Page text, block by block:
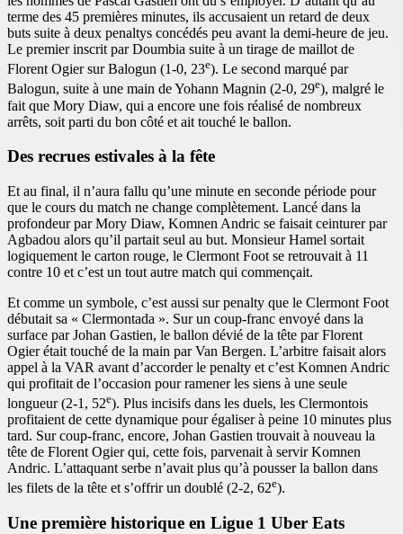
terme des 45 premières minutes, ils accusaient un retard de deux
buts suite à deux penaltys concédés peu avant la demi-heure de jeu.
Le premier inscrit par Doumbia suite à un tirage de maillot de
Florent Ogier sur Balogun (1-0, 23e). Le second marqué par
Balogun, suite à une main de Yohann Magnin (2-0, 29e), malgré le
fait que Mory Diaw, qui a encore une fois réalisé de nombreux
arrêts, soit parti du bon côté et ait touché le ballon.
Des recrues estivales à la fête
Et au final, il n’aura fallu qu’une minute en seconde période pour
que le cours du match ne change complètement. Lancé dans la
profondeur par Mory Diaw, Komnen Andric se faisait ceinturer par
Agbadou alors qu’il partait seul au but. Monsieur Hamel sortait
logiquement le carton rouge, le Clermont Foot se retrouvait à 11
contre 10 et c’est un tout autre match qui commençait.
Et comme un symbole, c’est aussi sur penalty que le Clermont Foot
débutait sa « Clermontada ». Sur un coup-franc envoyé dans la
surface par Johan Gastien, le ballon dévié de la tête par Florent
Ogier était touché de la main par Van Bergen. L’arbitre faisait alors
appel à la VAR avant d’accorder le penalty et c’est Komnen Andric
qui profitait de l’occasion pour ramener les siens à une seule
longueur (2-1, 52e). Plus incisifs dans les duels, les Clermontois
profitaient de cette dynamique pour égaliser à peine 10 minutes plus
tard. Sur coup-franc, encore, Johan Gastien trouvait à nouveau la
tête de Florent Ogier qui, cette fois, parvenait à servir Komnen
Andric. L’attaquant serbe n’avait plus qu’à pousser la ballon dans
les filets de la tête et s’offrir un doublé (2-2, 62e).
Une première historique en Ligue 1 Uber Eats